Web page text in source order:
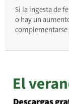
Si la ingesta de
o hay un